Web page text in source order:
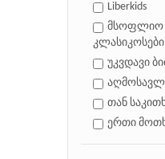
Liberkids
მსოფლიო
კლასიკოსები
უკვდავი
თან
ერთი